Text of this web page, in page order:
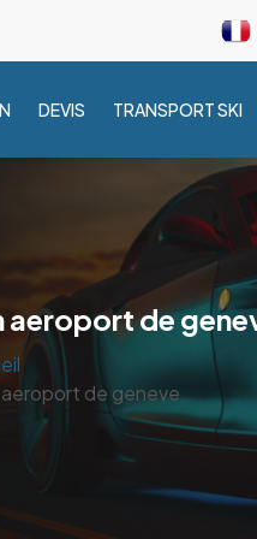
DEVIS TRANSPORT SKI
aeroport de
aeroport de geneve